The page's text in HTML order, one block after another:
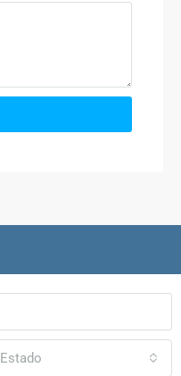
Estado